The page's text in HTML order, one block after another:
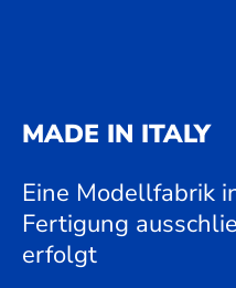
MADE IN ITALY
Eine Modellfabrik
Fertigung
erfolgt